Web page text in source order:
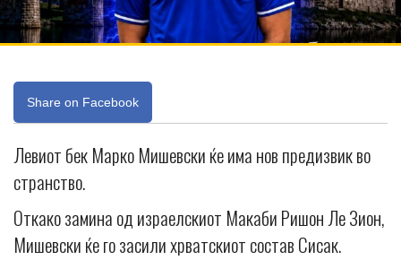
Share on Facebook
Левиот бек Марко Мишевски ќе има нов предизвик во
странство.
Откако замина од израелскиот Макаби Ришон Ле Зион,
Мишевски ќе го засили хрватскиот состав Сисак.